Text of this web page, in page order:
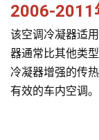
2006-2011
该空调冷凝器适
器通常比其他类
冷凝器增强的传
有效的车内空调。